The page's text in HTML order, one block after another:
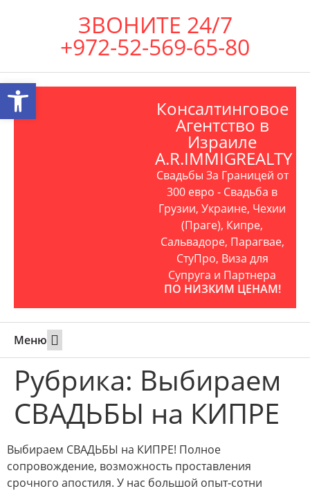
ЗВОНИТЕ 24/7
+972-52-569-65-80
Консалтинговое
Агентство в
Израиле
A.R.IMMIGREALTY
Свадьбы За Границей от
300 евро - Свадьба в
Грузии, Украине, Чехии
(Праге), Кипре,
Сальвадоре, Парагвае,
СтуПро, Виза для
Супруга и Партнера
ПО НИЗКИМ ЦЕНАМ!
Меню
Рубрика: Выбираем
СВАДЬБЫ на КИПРЕ
Выбираем СВАДЬБЫ на КИПРЕ! Полное
сопровождение, возможность проставления
срочного апостиля. У нас большой опыт-сотни
Открыть панель инструментов